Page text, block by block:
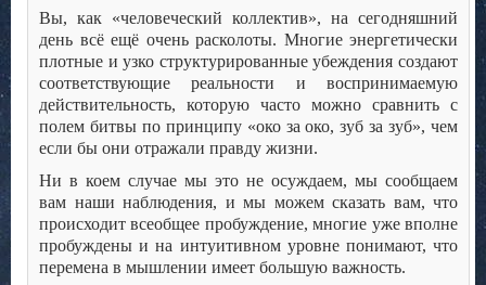
Вы, как «человеческий коллектив», на сегодняшний
день всё ещё очень расколоты. Многие энергетически
плотные и узко структурированные убеждения создают
соответствующие реальности и воспринимаемую
действительность, которую часто можно сравнить с
полем битвы по принципу «око за око, зуб за зуб», чем
если бы они отражали правду жизни.
Ни в коем случае мы это не осуждаем, мы сообщаем
вам наши наблюдения, и мы можем сказать вам, что
происходит всеобщее пробуждение, многие уже вполне
пробуждены и на интуитивном уровне понимают, что
перемена в мышлении имеет большую важность.